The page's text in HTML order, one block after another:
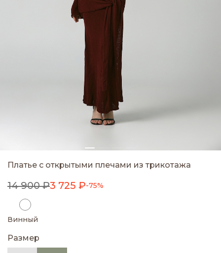
Платье с открытыми плечами из трикотажа
14 900 ₽3 725 ₽-75%
Винный
Размер